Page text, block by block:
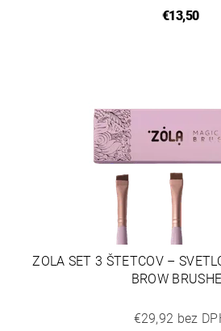
€13,50
ZOLA SET 3 ŠTETCOV –
BROW
€29,92 bez